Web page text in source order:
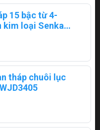
15 bậc từ 4-
kim loại Senka
tháp chuôi lục